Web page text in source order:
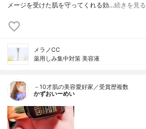
メージを受けた肌を守ってくれる効…続きを見る
メラノCC
薬用しみ集中対策 美容液
－10才肌の美容愛好家／受賞歴複数
かずおいーめい